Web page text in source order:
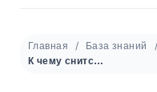
Главная База знаний
К чему снится премия на работе